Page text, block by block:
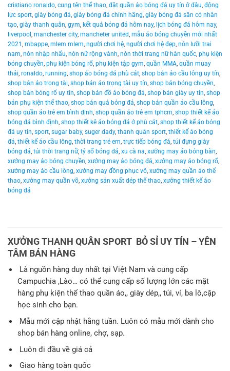
cristiano ronaldo, cung tên thể thao, đặt quần áo bóng đá uy tín ở đâu, động
lực sport, giày bóng đá, giày bóng đá chính hãng, giày bóng đá sân cỏ nhân
tạo, giày thanh quân, gym, kết quả bóng đá hôm nay, lịch bóng đá hôm nay,
liverpool , manchester city, mancheter united, mẫu áo bóng chuyền mới nhất
2021 , mbappe, mlem mlem, người chơi hệ, người chơi hệ đẹp, nón lưỡi trai
nam, nón nhập nhẩu, nón nữ rộng vành, nón thời trang nữ hàn quốc, phụ kiện
bóng chuyền, phụ kiện bóng rổ, phụ kiện tập gym, quần MMA, quần muay
thái, ronaldo, running, shop áo bóng đá phù cát, shop bán áo cầu lông uy tín,
shop bán áo trọng tài, shop bán áo trọng tài uy tín, shop bán bóng chuyền,
shop bán bóng rổ uy tín, shop bán đồ áo bóng đá, shop bán giày uy tín, shop
bán phụ kiện thể thao, shop bán quả bóng đá, shop bán quần áo cầu lông,
shop quần áo trẻ em bình định, shop quần áo trẻ em tphcm, shop thiết kế áo
bóng đá bình định, shop thiết kê áo bóng đá ở phù cát, shop thiết kế áo bóng
đá uy tín, sport, sugar baby, suger dady, thanh quân sport, thiết kế áo bóng
đá, thiết kế áo cầu lông, thời trang trẻ em, trực tiếp bóng đá, túi đựng giày
bóng đá, túi thời trang nữ, tỷ số bóng đá, xu cà na, xưởng may áo bóng bàn,
xưởng may áo bóng chuyền, xưởng may áo bóng đá, xưởng may áo bóng rổ,
xưởng may áo cầu lông, xưởng may đồng phục võ, xưởng may quần áo thể
thao, xưởng may quần võ, xưởng sản xuất dép thể thao, xưởng thiết kế áo
bóng đá
XƯỞNG THANH QUÂN SPORT BỎ SỈ UY TÍN – YÊN
TÂM BÁN HÀNG
Là nguồn hàng duy nhất tại Việt Nam và cung cấp
Campuchia ,Lào… có thể cung cấp số lượng lớn các mặt
hàng phụ kiện thể thao quần áo,, giày dép,, túi, ví, ba lô,cặp
học sinh cho bạn.
Mẫu mới cập nhật hằng tuần. Luôn có mẫu mới dành cho
shop bán hàng online, chợ, sạp.
Luôn đi đầu về giá cả
Giao hàng toàn quốc